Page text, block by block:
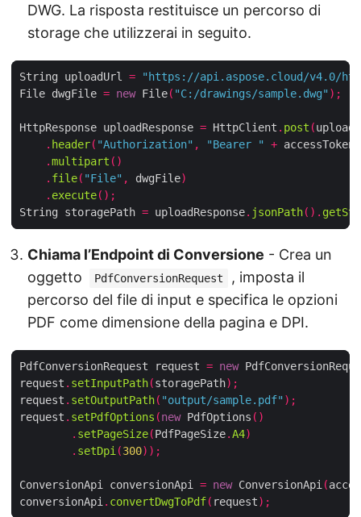
DWG. La risposta restituisce un percorso di
storage che utilizzerai in seguito.
String uploadUrl =
"https://api.aspose.cloud/v4.0/
File dwgFile = new File( "C:/drawings/sample.dwg" );
HttpResponse uploadResponse = HttpClient . post (
. header( "Authorization" , "Bearer " + accessToken
.multipart ()
. file( "File" , dwgFile)
. execute();
String storagePath = uploadResponse. jsonPath().
Chiama l’Endpoint di Conversione - Crea un
oggetto
PdfConversionRequest
, imposta il
percorso del file di input e specifica le opzioni
PDF come dimensione della pagina e DPI.
PdfConversionRequest request = new
request . setInputPath(storagePath);
request . setOutputPath( "output/sample.pdf" );
request . setPdfOptions (new PdfOptions ()
. setPageSize(PdfPageSize.A4)
. setDpi (300));
ConversionApi conversionApi = new ConversionApi (
conversionApi . convertDwgToPdf( request);